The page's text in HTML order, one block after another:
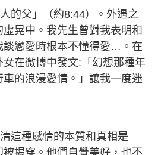
父」（約8:44）。外遇之
晃中。我先生曾對我表明和
談戀愛時根本不懂得愛…。在
在微博中發文:「幻想那種年
的浪漫愛情。」讓我一度迷
種感情的本質和真相是
揭穿。他們自覺美好，也不